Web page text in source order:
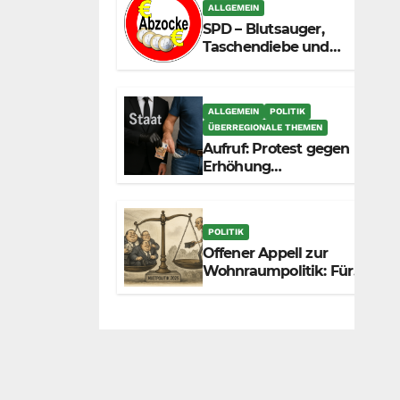
zunehmend unter die
Räder.
ALLGEMEIN
SPD – Blutsauger,
Taschendiebe und
ALLGEMEIN
POLITIK
ÜBERREGIONALE THEMEN
Aufruf: Protest gegen
Erhöhung
POLITIK
Offener Appell zur
Wohnraumpolitik: Für
mehr Fairness